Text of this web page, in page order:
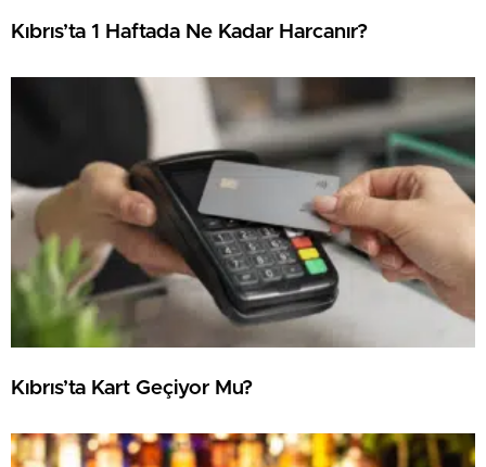
Kıbrıs’ta 1 Haftada Ne Kadar Harcanır?
Kıbrıs’ta Kart Geçiyor Mu?